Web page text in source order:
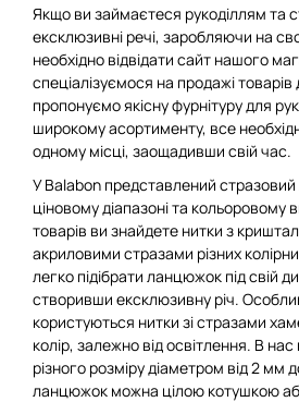
Якщо ви займаєтеся рукоділлям та
ексклюзивні речі, заробляючи на
необхідно відвідати сайт нашого
спеціалізуємося на продажі
пропонуємо якісну фурнітуру для
широкому асортименту, все
одному місці, заощадивши свій час.
У Balabon представлений
ціновому діапазоні та кольоровому
товарів ви знайдете нитки з
акриловими стразами різних
легко підібрати ланцюжок під свій
створивши ексклюзивну річ.
користуються нитки зі стразами
колір, залежно від освітлення. В
різного розміру діаметром від 2 мм
ланцюжок можна цілою котушкою